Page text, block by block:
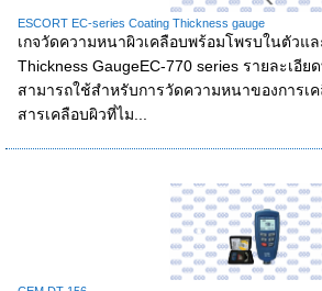
ESCORT EC-series Coating Thickness gauge
เกจวัดความหนาผิวเคลือบพร้อมโพรบในตัวแ
Thickness GaugeEC-770 series รายละเอีย
สามารถใช้สำหรับการวัดความหนาของการเ
สารเคลือบผิวที่ไม...